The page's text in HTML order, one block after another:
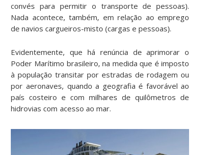
convés para permitir o transporte de pessoas).
Nada acontece, também, em relação ao emprego
de navios cargueiros-misto (cargas e pessoas).
Evidentemente, que há renúncia de aprimorar o
Poder Marítimo brasileiro, na medida que é imposto
à população transitar por estradas de rodagem ou
por aeronaves, quando a geografia é favorável ao
país costeiro e com milhares de quilômetros de
hidrovias com acesso ao mar.